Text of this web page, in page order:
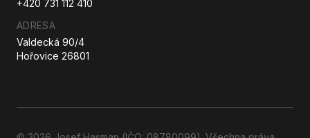
+420 731 112 410
ADRESA
Valdecká 90/4
Hořovice 26801